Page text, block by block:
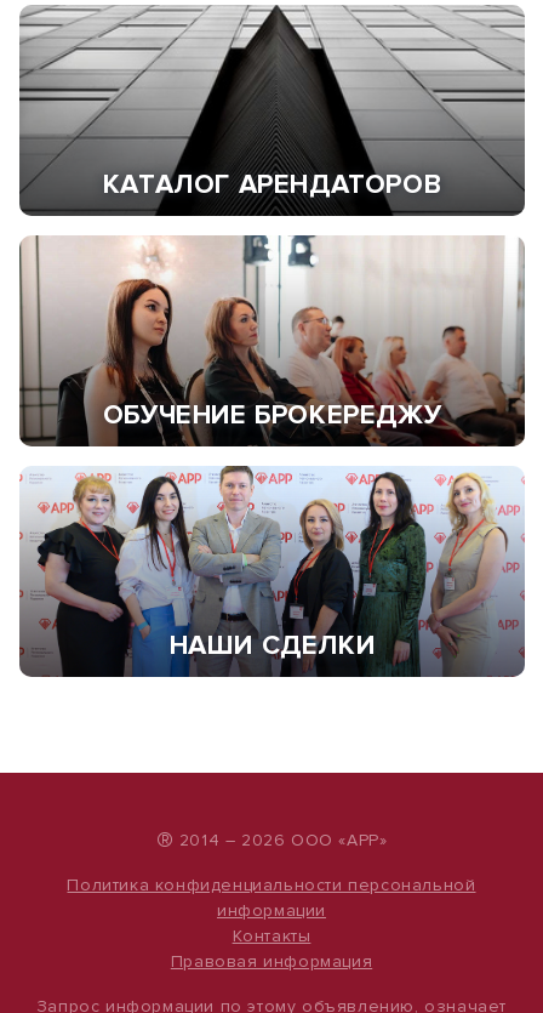
КАТАЛОГ АРЕНДАТОРОВ
ОБУЧЕНИЕ БРОКЕРЕДЖУ
НАШИ СДЕЛКИ
® 2014 – 2026 ООО «АРР»
Политика конфиденциальности персональной
информации
Контакты
Правовая информация
Запрос информации по этому объявлению, означает